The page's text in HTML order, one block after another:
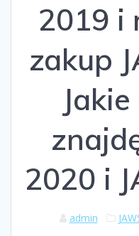
2019 i
zakup
2020 i
admin